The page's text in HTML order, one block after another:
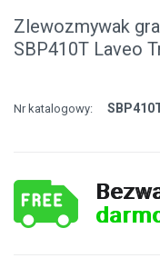
Zlewozmywak
SBP410T Laveo
Nr katalogowy: